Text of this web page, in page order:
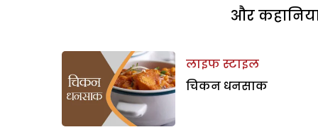
और
लाइफ स्टाइल
चिकन धनसाक